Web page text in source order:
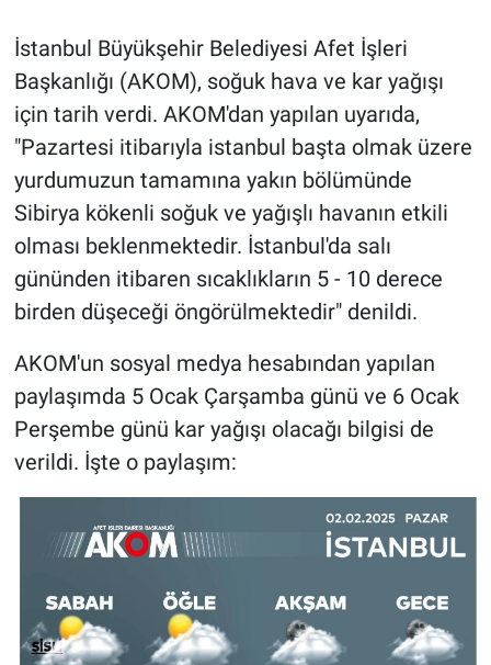
İstanbul Büyükşehir Belediyesi Afet İşleri
Başkanlığı (AKOM), soğuk hava ve kar yağışı
için tarih verdi. AKOM'dan yapılan uyarıda,
"Pazartesi itibarıyla istanbul başta olmak üzere
yurdumuzun tamamına yakın bölümünde
Sibirya kökenli soğuk ve yağışlı havanın etkili
olması beklenmektedir. İstanbul'da salı
gününden itibaren sıcaklıkların 5 - 10 derece
birden düşeceği öngörülmektedir" denildi.
AKOM'un sosyal medya hesabından yapılan
paylaşımda 5 Ocak Çarşamba günü ve 6 Ocak
Perşembe günü kar yağışı olacağı bilgisi de
verildi. İşte o paylaşım:
Günün görüntüsü
Haber
İlan
Kimdir
Koronavirüs
Kültür Sanat
Ne demişti
Nedir
Popüler
Sağlık